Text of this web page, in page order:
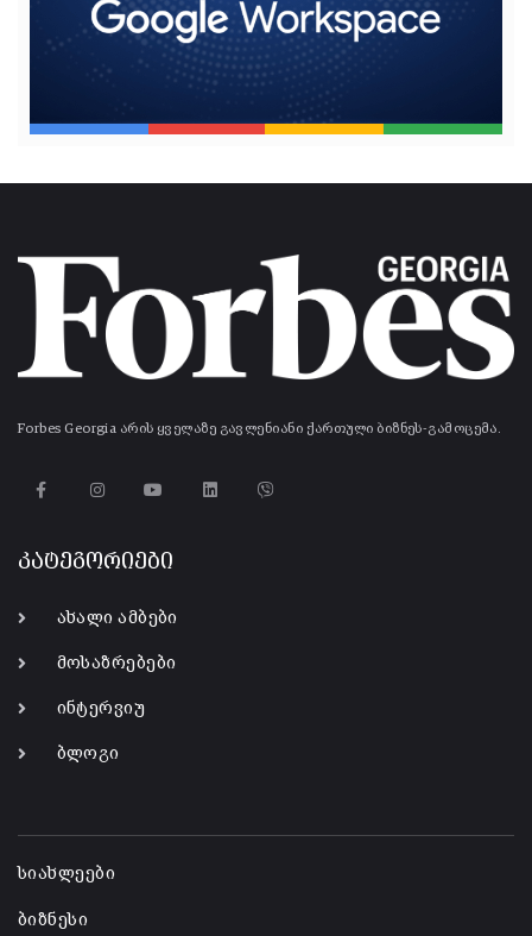
Forbes Georgia არის ყველაზე გავლენიანი ქართული ბიზნეს-გამოცემა.
კატეგორიები
ახალი ამბები
მოსაზრებები
ინტერვიუ
ბლოგი
სიახლეები
ბიზნესი